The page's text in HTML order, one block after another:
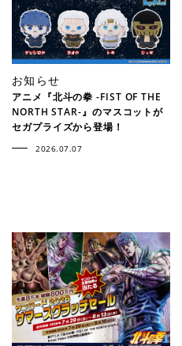
お知らせ
アニメ『北斗の拳 -FIST OF THE
NORTH STAR-』のマスコットが
セガプライズから登場！
2026.07.07